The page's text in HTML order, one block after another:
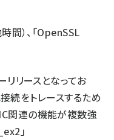
間）、「OpenSSL
リリースとなってお
接続をトレースするため
関連の機能が複数強
」